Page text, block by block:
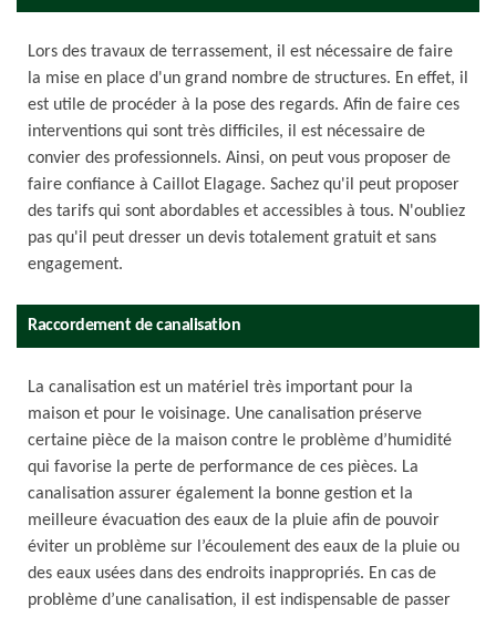
Lors des travaux de terrassement, il est nécessaire de faire
la mise en place d'un grand nombre de structures. En effet, il
est utile de procéder à la pose des regards. Afin de faire ces
interventions qui sont très difficiles, il est nécessaire de
convier des professionnels. Ainsi, on peut vous proposer de
faire confiance à Caillot Elagage. Sachez qu'il peut proposer
des tarifs qui sont abordables et accessibles à tous. N'oubliez
pas qu'il peut dresser un devis totalement gratuit et sans
engagement.
Raccordement de canalisation
La canalisation est un matériel très important pour la
maison et pour le voisinage. Une canalisation préserve
certaine pièce de la maison contre le problème d’humidité
qui favorise la perte de performance de ces pièces. La
canalisation assurer également la bonne gestion et la
meilleure évacuation des eaux de la pluie afin de pouvoir
éviter un problème sur l’écoulement des eaux de la pluie ou
des eaux usées dans des endroits inappropriés. En cas de
problème d’une canalisation, il est indispensable de passer